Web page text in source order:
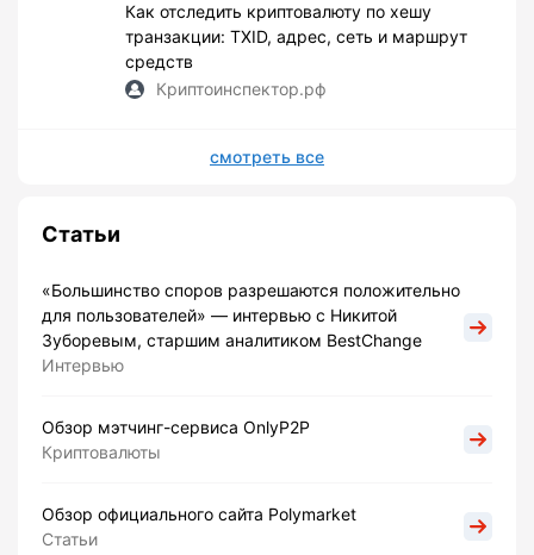
Как отследить криптовалюту по хешу
транзакции: TXID, адрес, сеть и маршрут
средств
Криптоинспектор.рф
смотреть все
Статьи
«Большинство споров разрешаются положительно
для пользователей» — интервью с Никитой
Зуборевым, старшим аналитиком BestChange
Интервью
Обзор мэтчинг-сервиса OnlyP2P
Криптовалюты
Обзор официального сайта Polymarket
Статьи